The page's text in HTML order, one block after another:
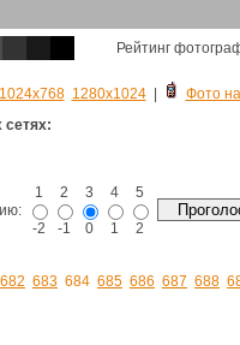
Рейтинг
1024х768 1280х1024|
Фото
сетях:
1 2 3 4 5
-2 -1 0 1 2
682 683 684 685 686 687 688